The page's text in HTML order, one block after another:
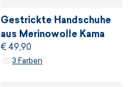
Gestrickte Handschuhe
aus Merinowolle Kama
R118
€ 49,90
3 Farben